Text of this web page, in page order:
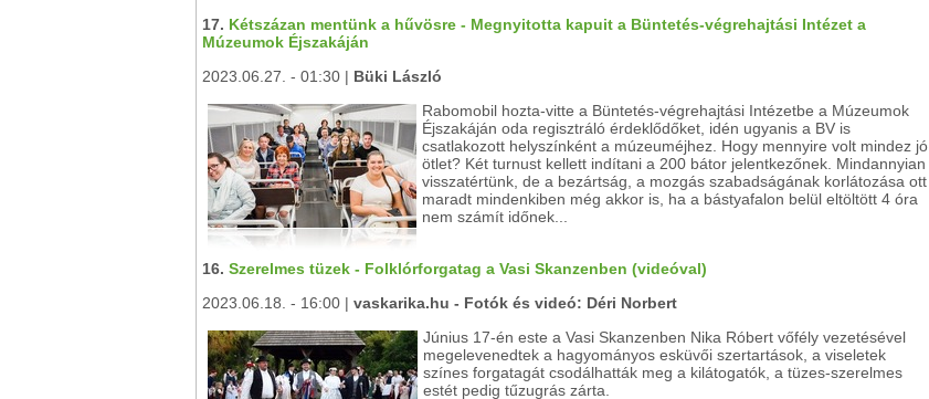
17. Kétszázan mentünk a hűvösre - Megnyitotta kapuit a Büntetés-végrehajtási Intézet a
Múzeumok Éjszakáján
2023.06.27. - 01:30 | Büki László
Rabomobil hozta-vitte a Büntetés-végrehajtási Intézetbe a Múzeumok
Éjszakáján oda regisztráló érdeklődőket, idén ugyanis a BV is
csatlakozott helyszínként a múzeuméjhez. Hogy mennyire volt mindez jó
ötlet? Két turnust kellett indítani a 200 bátor jelentkezőnek. Mindannyian
visszatértünk, de a bezártság, a mozgás szabadságának korlátozása ott
maradt mindenkiben még akkor is, ha a bástyafalon belül eltöltött 4 óra
nem számít időnek...
16. Szerelmes tüzek - Folklórforgatag a Vasi Skanzenben (videóval)
2023.06.18. - 16:00 | vaskarika.hu - Fotók és videó: Déri Norbert
Június 17-én este a Vasi Skanzenben Nika Róbert vőfély vezetésével
megelevenedtek a hagyományos esküvői szertartások, a viseletek
színes forgatagát csodálhatták meg a kilátogatók, a tüzes-szerelmes
estét pedig tűzugrás zárta.